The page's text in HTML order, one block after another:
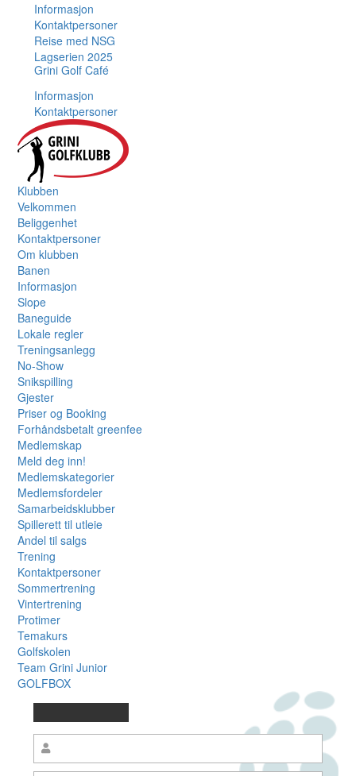
Informasjon
Kontaktpersoner
Reise med NSG
Lagserien 2025
Grini Golf Café
Informasjon
Kontaktpersoner
Klubben
Velkommen
Beliggenhet
Kontaktpersoner
Om klubben
Banen
Informasjon
Slope
Baneguide
Lokale regler
Treningsanlegg
No-Show
Snikspilling
Gjester
Priser og Booking
Forhåndsbetalt greenfee
Medlemskap
Meld deg inn!
Medlemskategorier
Medlemsfordeler
Samarbeidsklubber
Spillerett til utleie
Andel til salgs
Trening
Kontaktpersoner
Sommertrening
Vintertrening
Protimer
Temakurs
Golfskolen
Team Grini Junior
GOLFBOX